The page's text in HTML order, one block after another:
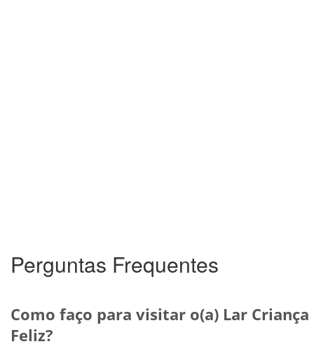
Perguntas Frequentes
Como faço para visitar o(a) Lar Criança
Feliz?